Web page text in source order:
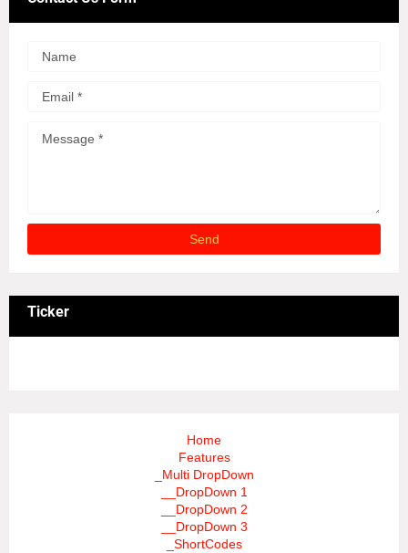
Ticker
Home
Features
_Multi DropDown
__DropDown 1
__DropDown 2
__DropDown 3
_ShortCodes